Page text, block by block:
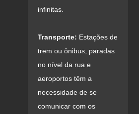
infinitas.
Transporte: Estações de
trem ou ônibus, paradas
no nível da rua e
aeroportos têm a
necessidade de se
comunicar com os